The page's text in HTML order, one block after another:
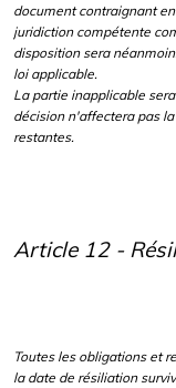
document contraignant
juridiction compétente
disposition sera
loi applicable.
La partie inapplicable
décision n'affectera pas
restantes.
Article 12 -
Toutes les obligations et
la date de résiliation